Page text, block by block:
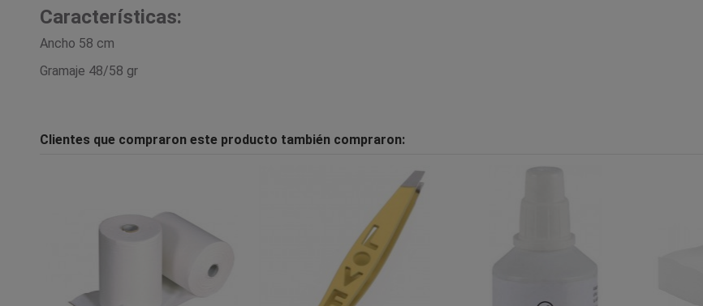
Características:
Ancho 58 cm
Gramaje 48/58 gr
Clientes que compraron este producto también compraron: